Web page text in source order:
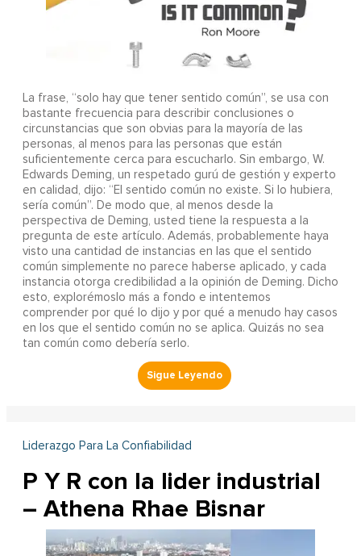
La frase, “solo hay que tener sentido común”, se usa con
bastante frecuencia para describir conclusiones o
circunstancias que son obvias para la mayoría de las
personas, al menos para las personas que están
suficientemente cerca para escucharlo. Sin embargo, W.
Edwards Deming, un respetado gurú de gestión y experto
en calidad, dijo: “El sentido común no existe. Si lo hubiera,
sería común”. De modo que, al menos desde la
perspectiva de Deming, usted tiene la respuesta a la
pregunta de este artículo. Además, probablemente haya
visto una cantidad de instancias en las que el sentido
común simplemente no parece haberse aplicado, y cada
instancia otorga credibilidad a la opinión de Deming. Dicho
esto, explorémoslo más a fondo e intentemos
comprender por qué lo dijo y por qué a menudo hay casos
en los que el sentido común no se aplica. Quizás no sea
tan común como debería serlo.
Liderazgo Para La Confiabilidad
P Y R con la lider industrial
– Athena Rhae Bisnar